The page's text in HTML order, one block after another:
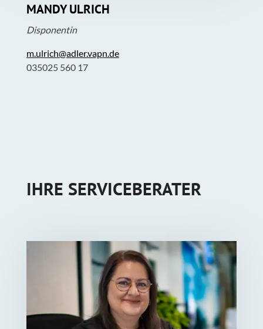
MANDY ULRICH
Disponentin
m.ulrich@adler.vapn.de
035025 560 17
IHRE SERVICEBERATER